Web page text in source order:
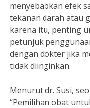
menyebabkan efek
tekanan darah atau
karena itu, penting
petunjuk
dengan dokter jika
tidak diinginkan.
Menurut dr. Susi,
“Pemilihan obat